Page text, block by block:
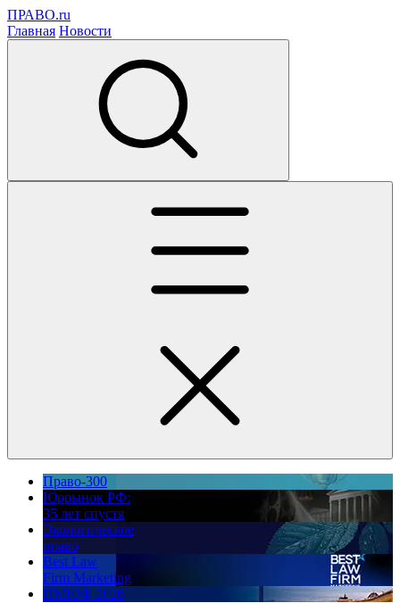
ПРАВО.ru
Главная Новости
Право-300
Юррынок РФ:
35 лет спустя
Экологическое
право
Best Law
Firm Marketing
ПМЮФ 2026